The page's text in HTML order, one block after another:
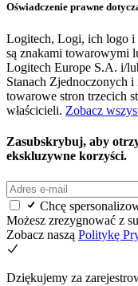
Oświadczenie prawne
Logitech, Logi, ich logo i
są znakami towarowymi
Logitech Europe S.A. i/
Stanach Zjednoczonych i
towarowe stron trzecich
właścicieli. Zobacz
Zasubskrybuj, aby
ekskluzywne korzyści.
Chcę
Możesz zrezygnować z
Zobacz naszą Politykę
Dziękujemy za